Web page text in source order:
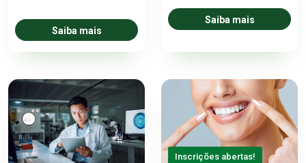
Saiba mais
Saiba mais
Inscrições abertas!